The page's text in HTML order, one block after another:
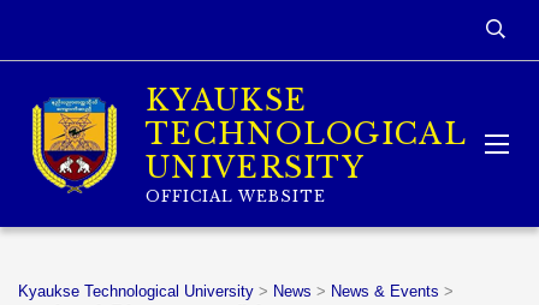
KYAUKSE
TECHNOLOGICAL
UNIVERSITY
OFFICIAL WEBSITE
Kyaukse Technological University > News > News & Events >